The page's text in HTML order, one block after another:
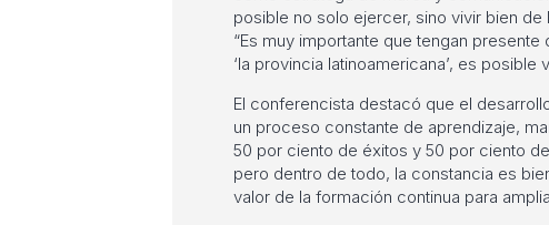
posible no solo ejercer, sino vivir bien
“Es muy importante que tengan
‘la provincia latinoamericana’, es
El conferencista destacó que el
un proceso constante de aprendizaje,
50 por ciento de éxitos y 50 por ciento
pero dentro de todo, la constancia es
valor de la formación continua para